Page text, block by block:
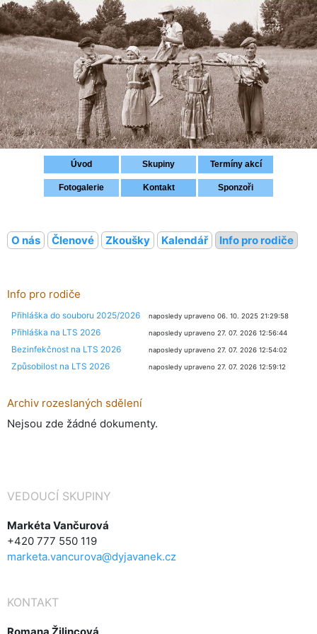
Přihlášení
Úvod Skupiny Termíny akcí
Fotogalerie Kontakt Sponzoři
O nás Členové Zkoušky Kalendář Info pro rodiče
Info pro rodiče
Přihláška do souboru 2025/2026 naposledy upraveno 06. 10. 2025 21:29:58
Přihláška na LTS 2026 naposledy upraveno 27. 07. 2026 12:56:44
Bezinfekčnost na LTS 2026 naposledy upraveno 27. 07. 2026 12:54:02
Způsobilost na LTS 2026 naposledy upraveno 27. 07. 2026 12:59:12
Archiv rozeslaných sdělení
Nejsou zde žádné dokumenty.
VEDOUCÍ SKUPINY
Markéta Vančurová
+420 777 550 119
marketa.vancurova@dyjavanek.cz
KONTAKT